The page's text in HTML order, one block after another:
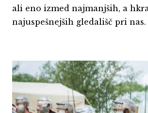
ali eno izmed najmanjših, a
najuspešnejših gledališč pri nas.